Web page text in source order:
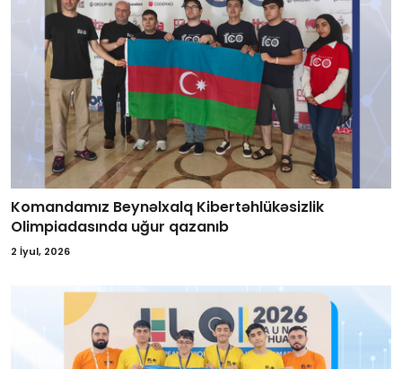
Komandamız Beynəlxalq Kibertəhlükəsizlik
Olimpiadasında uğur qazanıb
2 İyul, 2026